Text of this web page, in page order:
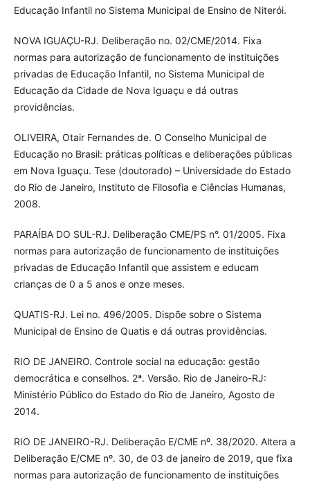
Educação Infantil no Sistema Municipal de Ensino de Niterói.
NOVA IGUAÇU-RJ. Deliberação no. 02/CME/2014. Fixa
normas para autorização de funcionamento de instituições
privadas de Educação Infantil, no Sistema Municipal de
Educação da Cidade de Nova Iguaçu e dá outras
providências.
OLIVEIRA, Otair Fernandes de. O Conselho Municipal de
Educação no Brasil: práticas políticas e deliberações públicas
em Nova Iguaçu. Tese (doutorado) – Universidade do Estado
do Rio de Janeiro, Instituto de Filosofia e Ciências Humanas,
2008.
PARAÍBA DO SUL-RJ. Deliberação CME/PS n°. 01/2005. Fixa
normas para autorização de funcionamento de instituições
privadas de Educação Infantil que assistem e educam
crianças de 0 a 5 anos e onze meses.
QUATIS-RJ. Lei no. 496/2005. Dispõe sobre o Sistema
Municipal de Ensino de Quatis e dá outras providências.
RIO DE JANEIRO. Controle social na educação: gestão
democrática e conselhos. 2ª. Versão. Rio de Janeiro-RJ:
Ministério Público do Estado do Rio de Janeiro, Agosto de
2014.
RIO DE JANEIRO-RJ. Deliberação E/CME nº. 38/2020. Altera a
Deliberação E/CME nº. 30, de 03 de janeiro de 2019, que fixa
normas para autorização de funcionamento de instituições